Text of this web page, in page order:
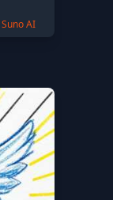
Suno AI